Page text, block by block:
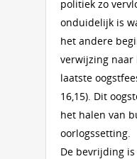
politiek zo
onduidelijk is
het andere
verwijzing naar
laatste
16,15). Dit
het halen van
oorlogssetting.
De bevrijding